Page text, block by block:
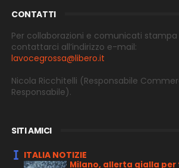
CONTATTI
Per collaborazioni e comunicati stampa
contattarci all’indirizzo e-mail:
lavocegrossa@libero.it
Nicola Ricchitelli (Responsabile
Responsabile).
SITI AMICI
ITALIA NOTIZIE
Milano, allerta gialla